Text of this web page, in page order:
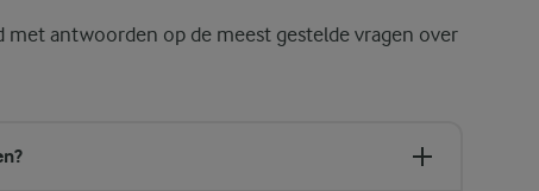
antwoorden op de meest gestelde vragen over